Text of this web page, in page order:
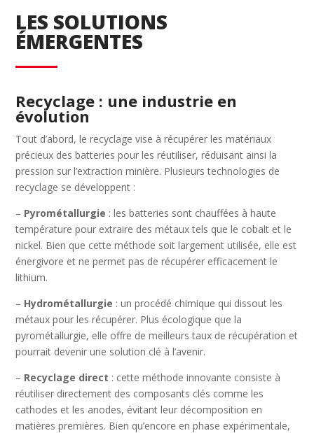
LES SOLUTIONS
ÉMERGENTES
Recyclage : une industrie en
évolution
Tout d’abord, le recyclage vise à récupérer les matériaux
précieux des batteries pour les réutiliser, réduisant ainsi la
pression sur l’extraction minière. Plusieurs technologies de
recyclage se développent :
– Pyrométallurgie : les batteries sont chauffées à haute
température pour extraire des métaux tels que le cobalt et le
nickel. Bien que cette méthode soit largement utilisée, elle est
énergivore et ne permet pas de récupérer efficacement le
lithium.
– Hydrométallurgie : un procédé chimique qui dissout les
métaux pour les récupérer. Plus écologique que la
pyrométallurgie, elle offre de meilleurs taux de récupération et
pourrait devenir une solution clé à l’avenir.
– Recyclage direct : cette méthode innovante consiste à
réutiliser directement des composants clés comme les
cathodes et les anodes, évitant leur décomposition en
matières premières. Bien qu’encore en phase expérimentale,